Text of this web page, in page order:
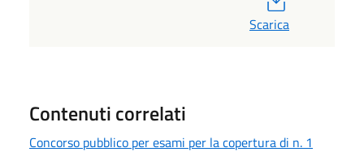
Scarica
Contenuti correlati
Concorso pubblico per esami per la copertura di n. 1